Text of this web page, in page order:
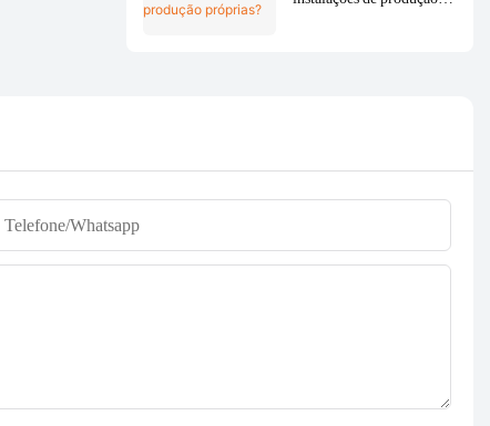
Telefone/whatsapp